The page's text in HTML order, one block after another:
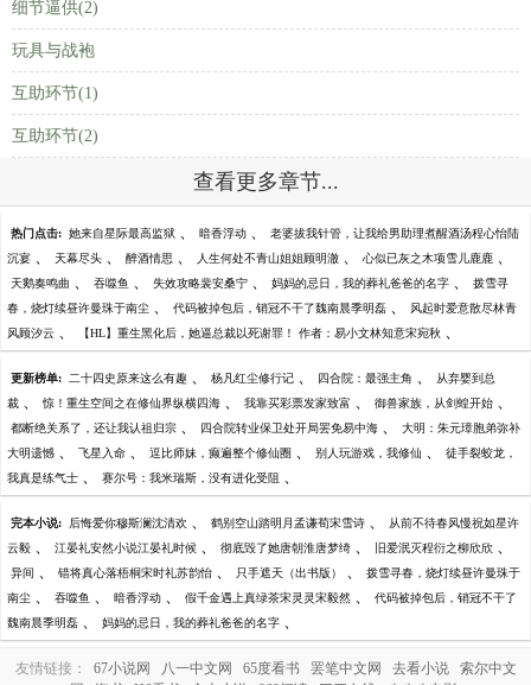
细节逼供(2)
玩具与战袍
互助环节(1)
互助环节(2)
查看更多章节...
热门点击: 她来自星际最高监狱 、 暗香浮动 、 老婆拔我针管，让我给男助理煮醒酒汤程心怡陆
沉宴 、 天幕尽头 、 醉酒情思 、 人生何处不青山姐姐顾明澈 、 心似已灰之木项雪儿鹿鹿 、
天鹅奏鸣曲 、 吞噬鱼 、 失效攻略裴安桑宁 、 妈妈的忌日，我的葬礼爸爸的名字 、 拨雪寻
春，烧灯续昼许曼珠于南尘 、 代码被掉包后，销冠不干了魏南晨季明磊 、 风起时爱意散尽林青
风顾汐云 、 【HL】重生黑化后，她逼总裁以死谢罪！ 作者：易小文林知意宋宛秋 、
更新榜单: 二十四史原来这么有趣 、 杨凡红尘修行记 、 四合院：最强主角 、 从弃婴到总
裁 、 惊！重生空间之在修仙界纵横四海 、 我靠买彩票发家致富 、 御兽家族，从剑蝗开始 、
都断绝关系了，还让我认祖归宗 、 四合院转业保卫处开局罢免易中海 、 大明：朱元璋胞弟弥补
大明遗憾 、 飞星入命 、 逗比师妹，癫遍整个修仙圈 、 别人玩游戏，我修仙 、 徒手裂蛟龙，
我真是练气士 、 赛尔号：我米瑞斯，没有进化受阻 、
完本小说: 后悔爱你穆斯澜沈清欢 、 鹤别空山踏明月孟谦荀宋雪诗 、 从前不待春风慢祝如星许
云毅 、 江晏礼安然小说江晏礼时候 、 彻底毁了她唐朝淮唐梦绮 、 旧爱泯灭程衍之柳欣欣 、
异间 、 错将真心落梧桐宋时礼苏韵怡 、 只手遮天（出书版） 、 拨雪寻春，烧灯续昼许曼珠于
南尘 、 吞噬鱼 、 暗香浮动 、 假千金遇上真绿茶宋灵灵宋毅然 、 代码被掉包后，销冠不干了
魏南晨季明磊 、 妈妈的忌日，我的葬礼爸爸的名字 、
友情链接： 67小说网 八一中文网 65度看书 罢笔中文网 去看小说
索尔中文